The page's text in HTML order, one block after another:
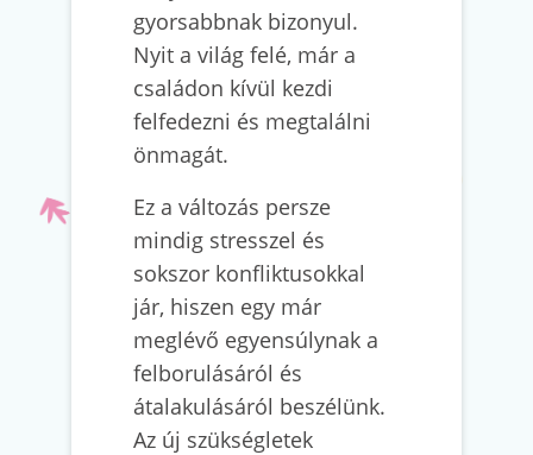
gyorsabbnak bizonyul.
Nyit a világ felé, már a
családon kívül kezdi
felfedezni és megtalálni
önmagát.
Ez a változás persze
mindig stresszel és
sokszor konfliktusokkal
jár, hiszen egy már
meglévő egyensúlynak a
felborulásáról és
átalakulásáról beszélünk.
Az új szükségletek